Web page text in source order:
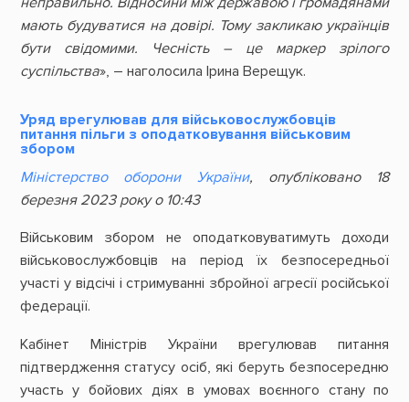
мають будуватися на довірі. Тому закликаю українців
бути свідомими. Чесність – це маркер зрілого
суспільства», – наголосила Ірина Верещук.
Уряд врегулював для військовослужбовців
питання пільги з оподатковування військовим
збором
Міністерство оборони України, опубліковано 18
березня 2023 року о 10:43
Військовим збором нe оподатковуватимуть доходи
військовослужбовців на період їх безпосередньої
участі у відсічі і стримуванні збройної агресії російської
федерації.
Кабінет Міністрів України врегулював питання
підтвердження статусу осіб, які беруть безпосередню
участь у бойових діях в умовах воєнного стану по